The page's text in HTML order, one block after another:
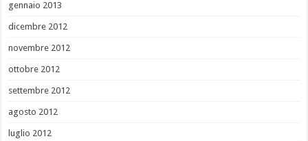
gennaio 2013
dicembre 2012
novembre 2012
ottobre 2012
settembre 2012
agosto 2012
luglio 2012